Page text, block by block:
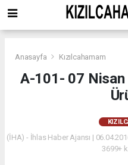
Anasayfa Kızılcahamam
A-101- 07
(İHA) - İhlas Haber Ajansı |
3699+